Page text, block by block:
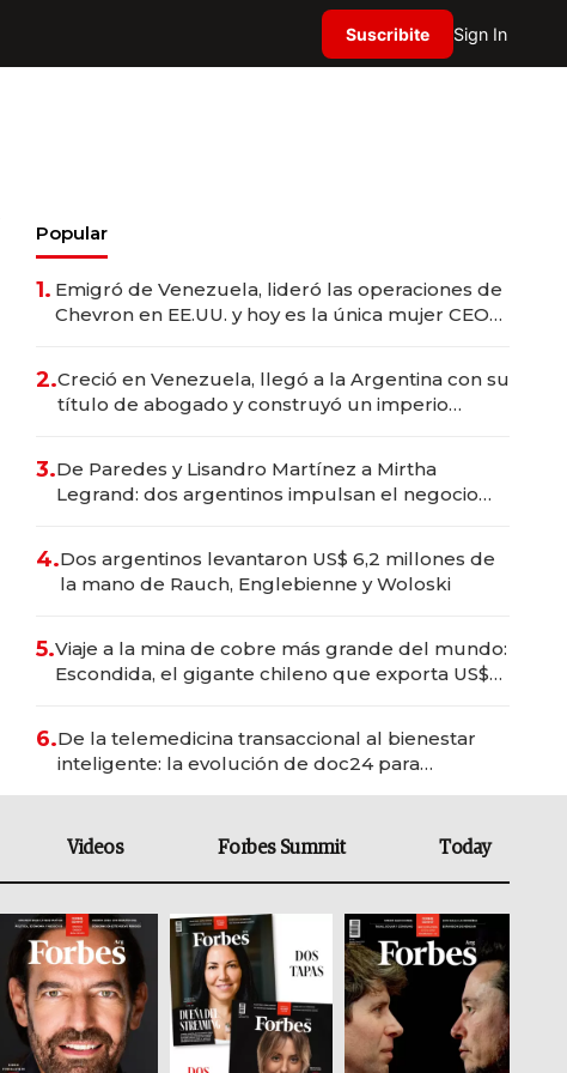
Suscribite Sign In
Popular
1. Emigró de Venezuela, lideró las operaciones de
Chevron en EE.UU. y hoy es la única mujer CEO
2.Creció en Venezuela, llegó a la Argentina con su
título de abogado y construyó un imperio
3.De Paredes y Lisandro Martínez a Mirtha
Legrand: dos argentinos impulsan el negocio
4.Dos argentinos levantaron US$ 6,2 millones de
la mano de Rauch, Englebienne y Woloski
5.Viaje a la mina de cobre más grande del mundo:
Escondida, el gigante chileno que exporta US$
6.De la telemedicina transaccional al bienestar
inteligente: la evolución de doc24 para
Videos Forbes Summit Today